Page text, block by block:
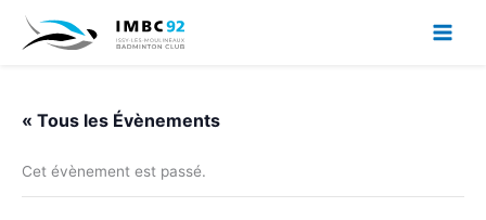
« Tous les Évènements
Cet évènement est passé.